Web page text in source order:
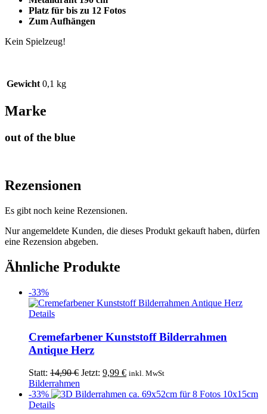
Platz für bis zu 12 Fotos
Zum Aufhängen
Kein Spielzeug!
Gewicht 0,1 kg
Marke
out of the blue
Rezensionen
Es gibt noch keine Rezensionen.
Nur angemeldete Kunden, die dieses Produkt gekauft haben, dürfen
eine Rezension abgeben.
Ähnliche Produkte
-33%
Details
Cremefarbener Kunststoff Bilderrahmen
Antique Herz
Statt: 14,90€ Ursprünglicher
war:
Jetzt: 9,99 €Aktueller
ist:
inkl. MwSt
Bilderrahmen
-33%
Details